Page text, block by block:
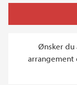
Ønsker du
arrangement